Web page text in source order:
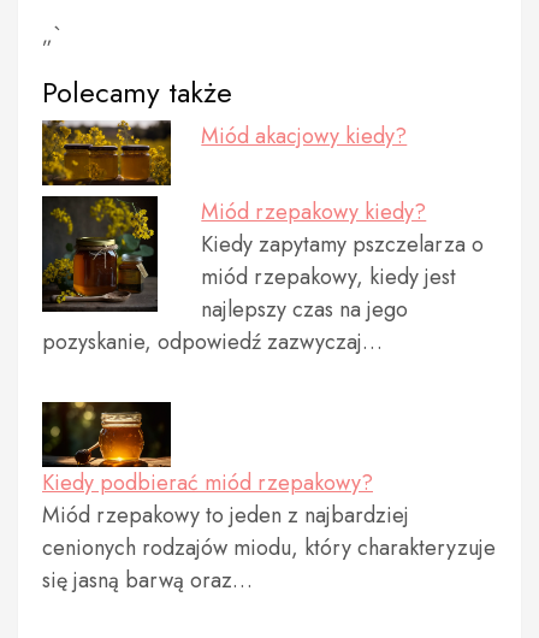
„`
Polecamy także
Miód akacjowy kiedy?
Miód rzepakowy kiedy?
Kiedy zapytamy pszczelarza o
miód rzepakowy, kiedy jest
najlepszy czas na jego
pozyskanie, odpowiedź zazwyczaj…
Kiedy podbierać miód rzepakowy?
Miód rzepakowy to jeden z najbardziej
cenionych rodzajów miodu, który charakteryzuje
się jasną barwą oraz…